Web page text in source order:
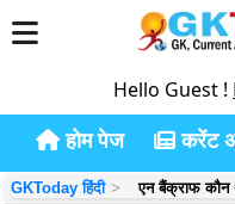
Hello Guest !
होम पेज करेंट
GKToday हिंदी एन बैंक्राफ कौन